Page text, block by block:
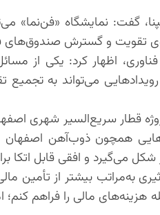
نمایشگاه «فن‌نما»
تقویت و گسترش صندوق‌های
اظهار کرد: یکی از
می‌تواند به تجمیع
قطار سریع‌السیر شهری
همچون ذوب‌آهن اصفهان
می‌گیرد و افقی قابل اتکا
به‌مراتب بیشتر از تأمین
هزینه‌های مالی را فراهم